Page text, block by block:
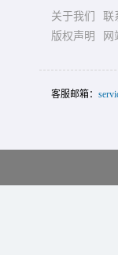
关于我们 联
版权声明
网
客服邮箱：